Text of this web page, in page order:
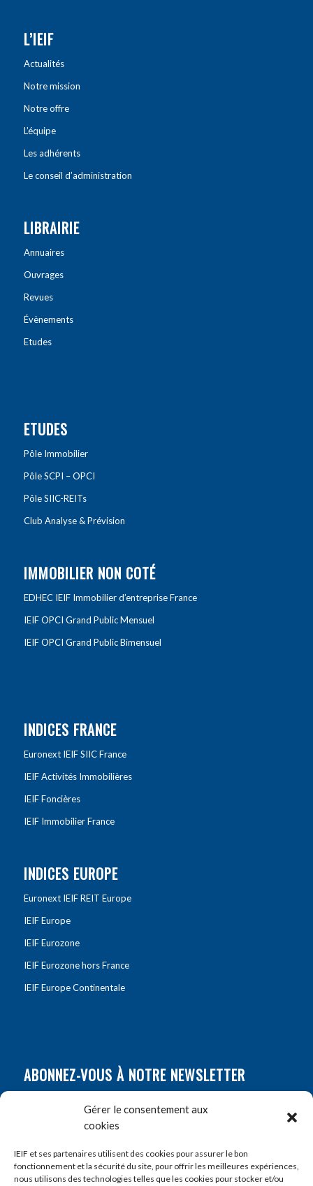
Gérer le consentement aux
cookies
IEIF et ses partenaires utilisent des cookies pour assurer le bon
fonctionnement et la sécurité du site, pour offrir les meilleures expériences,
nous utilisons des technologies telles que les cookies pour stocker et/ou
L’IEIF
Actualités
Notre mission
Notre offre
L’équipe
Les adhérents
Le conseil d’administration
LIBRAIRIE
Annuaires
Ouvrages
Revues
Évènements
Etudes
ETUDES
Pôle Immobilier
Pôle SCPI – OPCI
Pôle SIIC-REITs
Club Analyse & Prévision
IMMOBILIER NON COTÉ
EDHEC IEIF Immobilier d’entreprise France
IEIF OPCI Grand Public Mensuel
IEIF OPCI Grand Public Bimensuel
INDICES FRANCE
Euronext IEIF SIIC France
IEIF Activités Immobilières
IEIF Foncières
IEIF Immobilier France
INDICES EUROPE
Euronext IEIF REIT Europe
IEIF Europe
IEIF Eurozone
IEIF Eurozone hors France
IEIF Europe Continentale
ABONNEZ-VOUS À NOTRE NEWSLETTER
Prénom*